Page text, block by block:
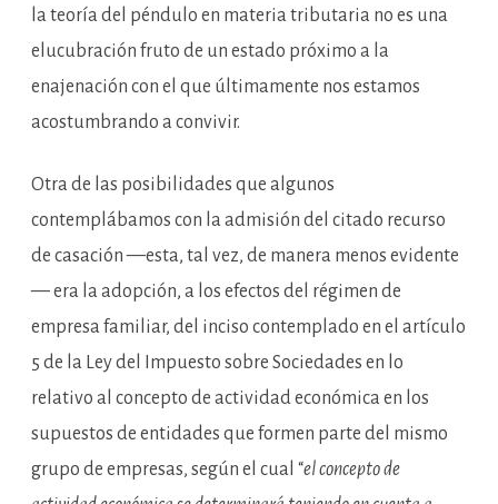
la teoría del péndulo en materia tributaria no es una
elucubración fruto de un estado próximo a la
enajenación con el que últimamente nos estamos
acostumbrando a convivir.
Otra de las posibilidades que algunos
contemplábamos con la admisión del citado recurso
de casación —esta, tal vez, de manera menos evidente
— era la adopción, a los efectos del régimen de
empresa familiar, del inciso contemplado en el artículo
5 de la Ley del Impuesto sobre Sociedades en lo
relativo al concepto de actividad económica en los
supuestos de entidades que formen parte del mismo
grupo de empresas, según el cual “el concepto de